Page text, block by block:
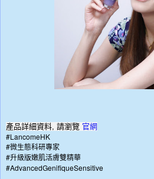
產品詳細資料, 請瀏覽 官網
#LancomeHK
#微生態科研專家
#升級版嫩肌活膚雙精華
#AdvancedGenifiqueSensitive